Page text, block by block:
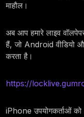
माहौल।
अब आप हमारे लाइव
हैं, जो Android वीडियो
करता है।
https://
iPhone उपयोगकर्ताओं